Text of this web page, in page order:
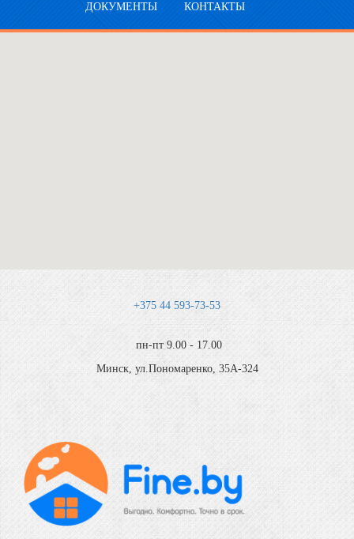
ДОКУМЕНТЫ КОНТАКТЫ
+375 44 593-73-53
пн-пт 9.00 - 17.00
Минск, ул.Пономаренко, 35А-324